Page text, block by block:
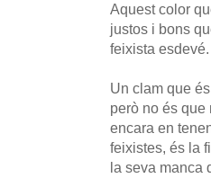
Aquest color
justos i bons
feixista esdevé.
Un clam que
però no és
encara en
feixistes, és la
la seva manca